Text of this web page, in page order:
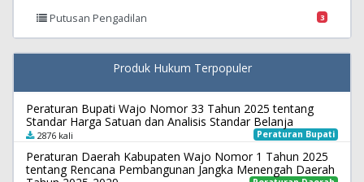
Putusan Pengadilan 3
Produk Hukum Terpopuler
Peraturan Bupati Wajo Nomor 33 Tahun 2025 tentang
Standar Harga Satuan dan Analisis Standar Belanja
Peraturan Bupati
2876 kali
Peraturan Daerah Kabupaten Wajo Nomor 1 Tahun 2025
tentang Rencana Pembangunan Jangka Menengah Daerah